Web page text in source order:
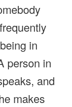
in
person in
and
makes